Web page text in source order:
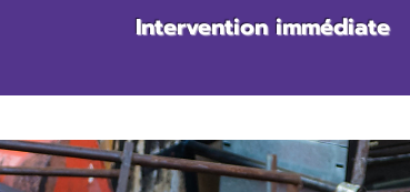
Intervention immédiate